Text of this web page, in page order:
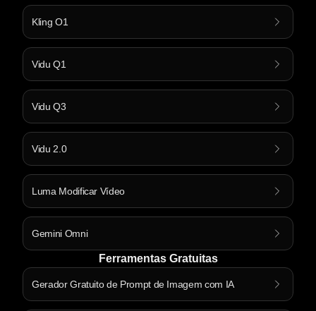
Kling O1
Vidu Q1
Vidu Q3
Vidu 2.0
Luma Modificar Vídeo
Gemini Omni
Ferramentas Gratuitas
Gerador Gratuito de Prompt de Imagem com IA